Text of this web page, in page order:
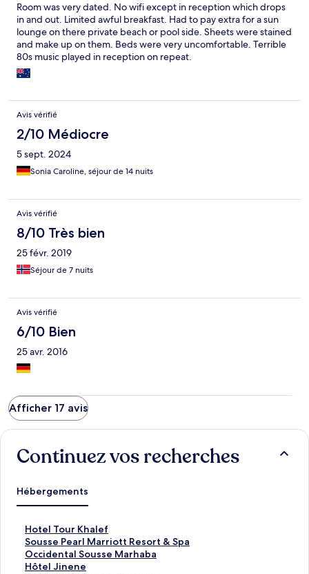
Room was very dated. No wifi except in reception which drops
in and out. Limited awful breakfast. Had to pay extra for a sun
lounge on there private beach or pool side. Sheets were stained
and make up on them. Beds were very uncomfortable. Terrible
80s music played in reception on repeat.
Avis vérifié
2/10 Médiocre
5 sept. 2024
Sonia Caroline, séjour de 14 nuits
Avis vérifié
8/10 Très bien
25 févr. 2019
Séjour de 7 nuits
Avis vérifié
6/10 Bien
25 avr. 2016
Afficher 17 avis
Continuez vos recherches
Hébergements
Hotel Tour Khalef
L
i
e
n
Sousse Pearl Marriott Resort & Spa
L
i
e
Occidental Sousse Marhaba
L
iHôtel Jinene
L